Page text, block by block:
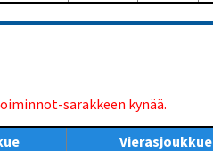
sarakkeen kynää.
Vierasjoukkue